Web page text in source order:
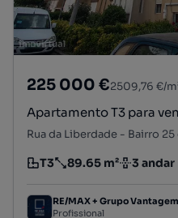
225 000 €2509,76 €/
Apartamento T3 para
Tipologia
T3
Preço por metro quadrado
89.65 m²
Andar 3 andar
RE/MAX + Grupo Vantagem
Profissional